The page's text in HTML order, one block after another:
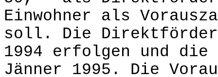
Einwohner als
soll. Die
1994 erfolgen und die
Jänner 1995. Die